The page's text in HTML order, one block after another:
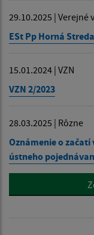
29.10.2025 | Verejné
ESt Pp Horná
15.01.2024 | VZN
VZN 2/2023
28.03.2025 | Rôzne
Oznámenie o
ústneho